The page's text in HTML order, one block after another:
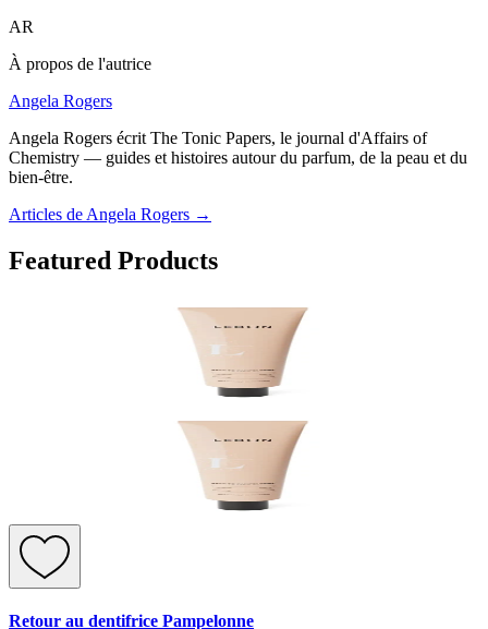
AR
À propos de l'autrice
Angela Rogers
Angela Rogers écrit The Tonic Papers, le journal d'Affairs of
Chemistry — guides et histoires autour du parfum, de la peau et du
bien-être.
Articles de Angela Rogers →
Featured Products
Retour au dentifrice Pampelonne